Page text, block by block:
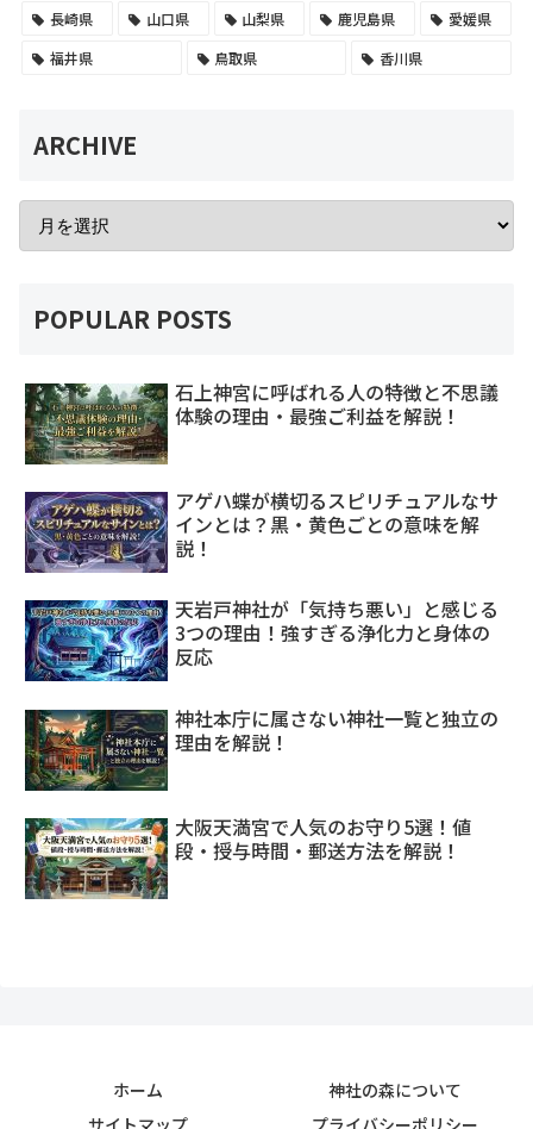
長崎県
山口県 山梨県 鹿児島県
愛媛県
福井県
鳥取県 香川県
ARCHIVE
POPULAR POSTS
石上神宮に呼ばれる人の特徴と不思議
体験の理由・最強ご利益を解説！
アゲハ蝶が横切るスピリチュアルなサ
インとは？黒・黄色ごとの意味を解
説！
天岩戸神社が「気持ち悪い」と感じる
3つの理由！強すぎる浄化力と身体の
反応
神社本庁に属さない神社一覧と独立の
理由を解説！
大阪天満宮で人気のお守り5選！値
段・授与時間・郵送方法を解説！
ホーム
神社の森について